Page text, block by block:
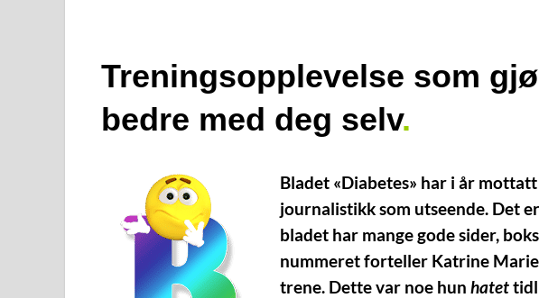
Treningsopplevelse som
bedre med deg selv.
Bladet «Diabetes» har i år
journalistikk som utseende. Det
bladet har mange gode sider,
nummeret forteller Katrine
trene. Dette var noe hun hatet